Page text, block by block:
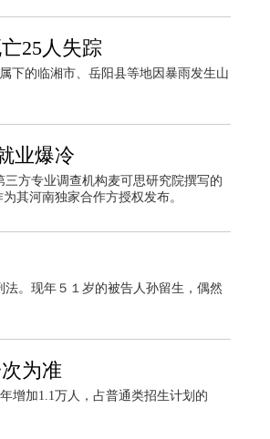
25人失踪
下的临湘市、岳阳县等地因暴雨发生山
业爆冷
方专业调查机构麦可思研究院撰写的
其河南独家合作方授权发布。
。现年５１岁的被告人孙留生，偶然
为准
增加1.1万人，占普通类招生计划的